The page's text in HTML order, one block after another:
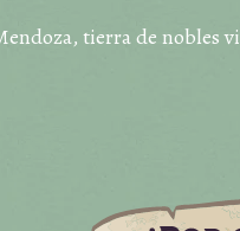
tierra de nobles